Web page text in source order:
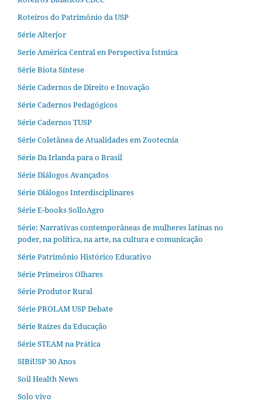
Roteiros do Patrimônio da USP
Série Alterjor
Serie América Central en Perspectiva Ístmica
Série Biota Síntese
Série Cadernos de Direito e Inovação
Série Cadernos Pedagógicos
Série Cadernos TUSP
Série Coletânea de Atualidades em Zootecnia
Série Da Irlanda para o Brasil
Série Diálogos Avançados
Série Diálogos Interdisciplinares
Série E-books SolloAgro
Série: Narrativas contemporâneas de mulheres latinas no
poder, na política, na arte, na cultura e comunicação
Série Patrimônio Histórico Educativo
Série Primeiros Olhares
Série Produtor Rural
Série PROLAM USP Debate
Série Raízes da Educação
Série STEAM na Prática
SIBiUSP 30 Anos
Soil Health News
Solo vivo